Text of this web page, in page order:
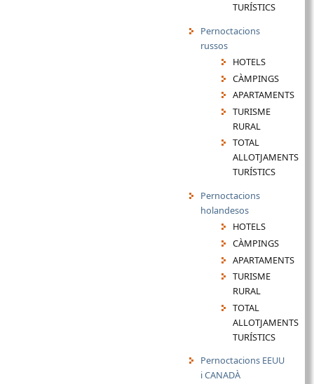
TURÍSTICS
Pernoctacions
russos
HOTELS
CÀMPINGS
APARTAMENTS
TURISME
RURAL
TOTAL
ALLOTJAMENTS
TURÍSTICS
Pernoctacions
holandesos
HOTELS
CÀMPINGS
APARTAMENTS
TURISME
RURAL
TOTAL
ALLOTJAMENTS
TURÍSTICS
Pernoctacions EEUU
i CANADÀ